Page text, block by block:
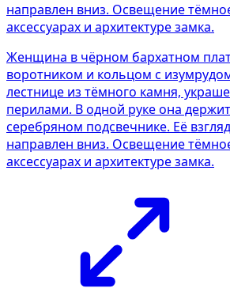
Женщина в чёрном бархатном
воротником и кольцом с
лестнице из тёмного камня,
перилами. В одной руке она
серебряном подсвечнике. Её
направлен вниз. Освещение
аксессуарах и архитектуре замка.